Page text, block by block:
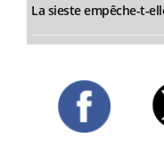
La sieste empêche-t-